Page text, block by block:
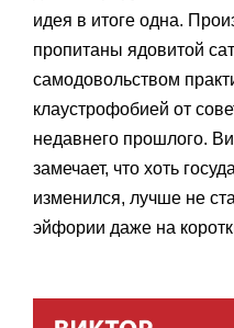
идея в итоге одна.
пропитаны ядовитой
самодовольством
клаустрофобией от
недавнего прошлого.
замечает, что хоть
изменился, лучше не
эйфории даже на